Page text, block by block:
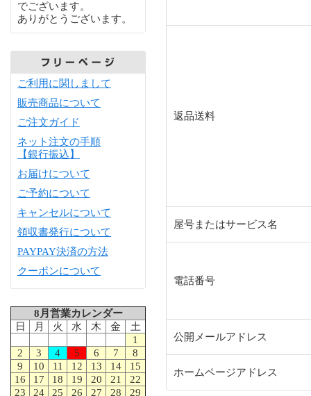
でございます。
ありがとうございます。
ご利用に関しまして
販売商品について
ご注文ガイド
ネット注文の手順
【銀行振込】
お届けについて
ご予約について
キャンセルについて
領収書発行について
PAYPAY決済の方法
クーポンについて
8月営業カレンダー
日
月 火 水 木 金
土
1
2
3 4 5 6 7
8
9
10 11 12 13 14
15
16
17 18 19 20 21
22
23
24 25 26 27 28
29
返品送料
屋号またはサービス名
電話番号
公開メールアドレス
ホームページアドレス